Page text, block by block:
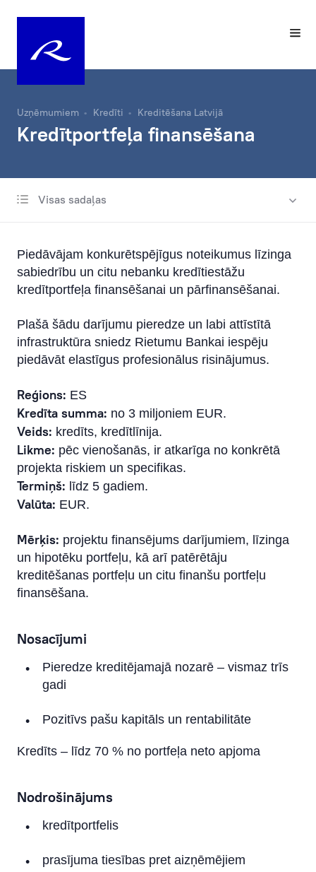
Uzņēmumiem Kredīti Kreditēšana Latvijā
Kredītportfeļa finansēšana
Visas sadaļas
Starptautiskā kreditēšana
Uzņēmējdarbības kreditēšana
Transporta kreditēšana
Kredītportfeļa finansēšana
Korporatīvās finanses un investīcijas
Obligāciju emisijas
Transporta kreditēšana
Piedāvājam konkurētspējīgus noteikumus līzinga
sabiedrību un citu nebanku kredītiestāžu
kredītportfeļa finansēšanai un pārfinansēšanai.
Plašā šādu darījumu pieredze un labi attīstītā
infrastruktūra sniedz Rietumu Bankai iespēju
piedāvāt elastīgus profesionālus risinājumus.
Reģions: ES
Kredīta summa: no 3 miljoniem EUR.
Veids: kredīts, kredītlīnija.
Likme: pēc vienošanās, ir atkarīga no konkrētā
projekta riskiem un specifikas.
Termiņš: līdz 5 gadiem.
Valūta: EUR.
Mērķis: projektu finansējums darījumiem, līzinga
un hipotēku portfeļu, kā arī patērētāju
kreditēšanas portfeļu un citu finanšu portfeļu
finansēšana.
Nosacījumi
Pieredze kreditējamajā nozarē – vismaz trīs
gadi
Pozitīvs pašu kapitāls un rentabilitāte
Kredīts – līdz 70 % no portfeļa neto apjoma
Nodrošinājums
kredītportfelis
prasījuma tiesības pret aizņēmējiem